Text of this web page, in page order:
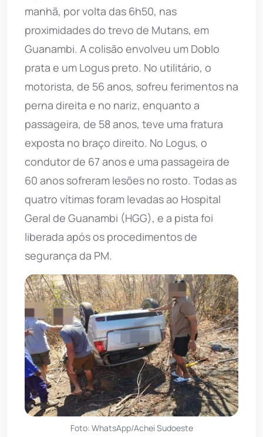
manhã, por volta das 6h50, nas
proximidades do trevo de Mutans, em
Guanambi. A colisão envolveu um Doblo
prata e um Logus preto. No utilitário, o
motorista, de 56 anos, sofreu ferimentos na
perna direita e no nariz, enquanto a
passageira, de 58 anos, teve uma fratura
exposta no braço direito. No Logus, o
condutor de 67 anos e uma passageira de
60 anos sofreram lesões no rosto. Todas as
quatro vítimas foram levadas ao Hospital
Geral de Guanambi (HGG), e a pista foi
liberada após os procedimentos de
segurança da PM.
Foto: WhatsApp/Achei Sudoeste